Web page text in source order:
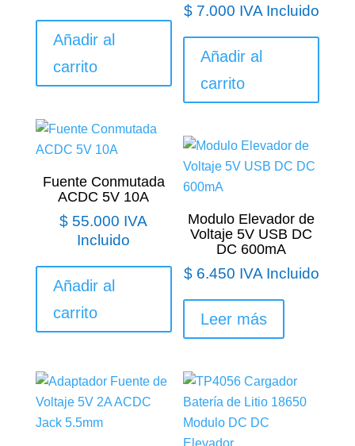
Añadir al
carrito
$7.000 IVA Incluido
Añadir al
carrito
Fuente Conmutada
ACDC 5V 10A
$ 55.000 IVA
Incluido
Añadir al
carrito
Modulo Elevador de
Voltaje 5V USB DC
DC 600mA
$6.450 IVA Incluido
Leer más